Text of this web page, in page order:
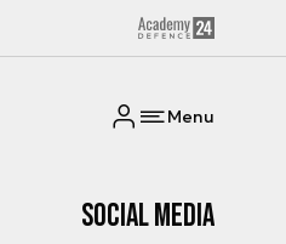
Menu
Social media